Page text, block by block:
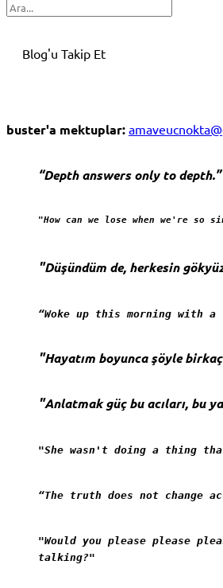
Search
Blog'u Takip Et
buster'a mektuplar:
“Depth answers only to depth.”
"How can we lose when we're so
"Düşündüm de, herkesin
“Woke up this morning
"Hayatım boyunca şöyle
"Anlatmak güç bu acıları, bu
"She wasn't doing a thing
“The truth does not change
"Would you please please
talking?"